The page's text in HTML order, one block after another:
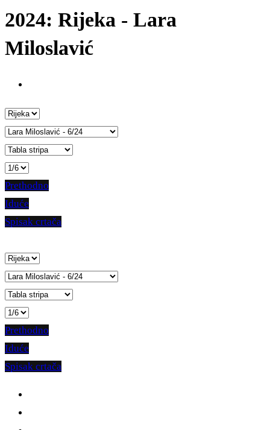
2024: Rijeka - Lara
Miloslavić
Prethodno
Iduće
Spisak crtača
Prethodno
Iduće
Spisak crtača